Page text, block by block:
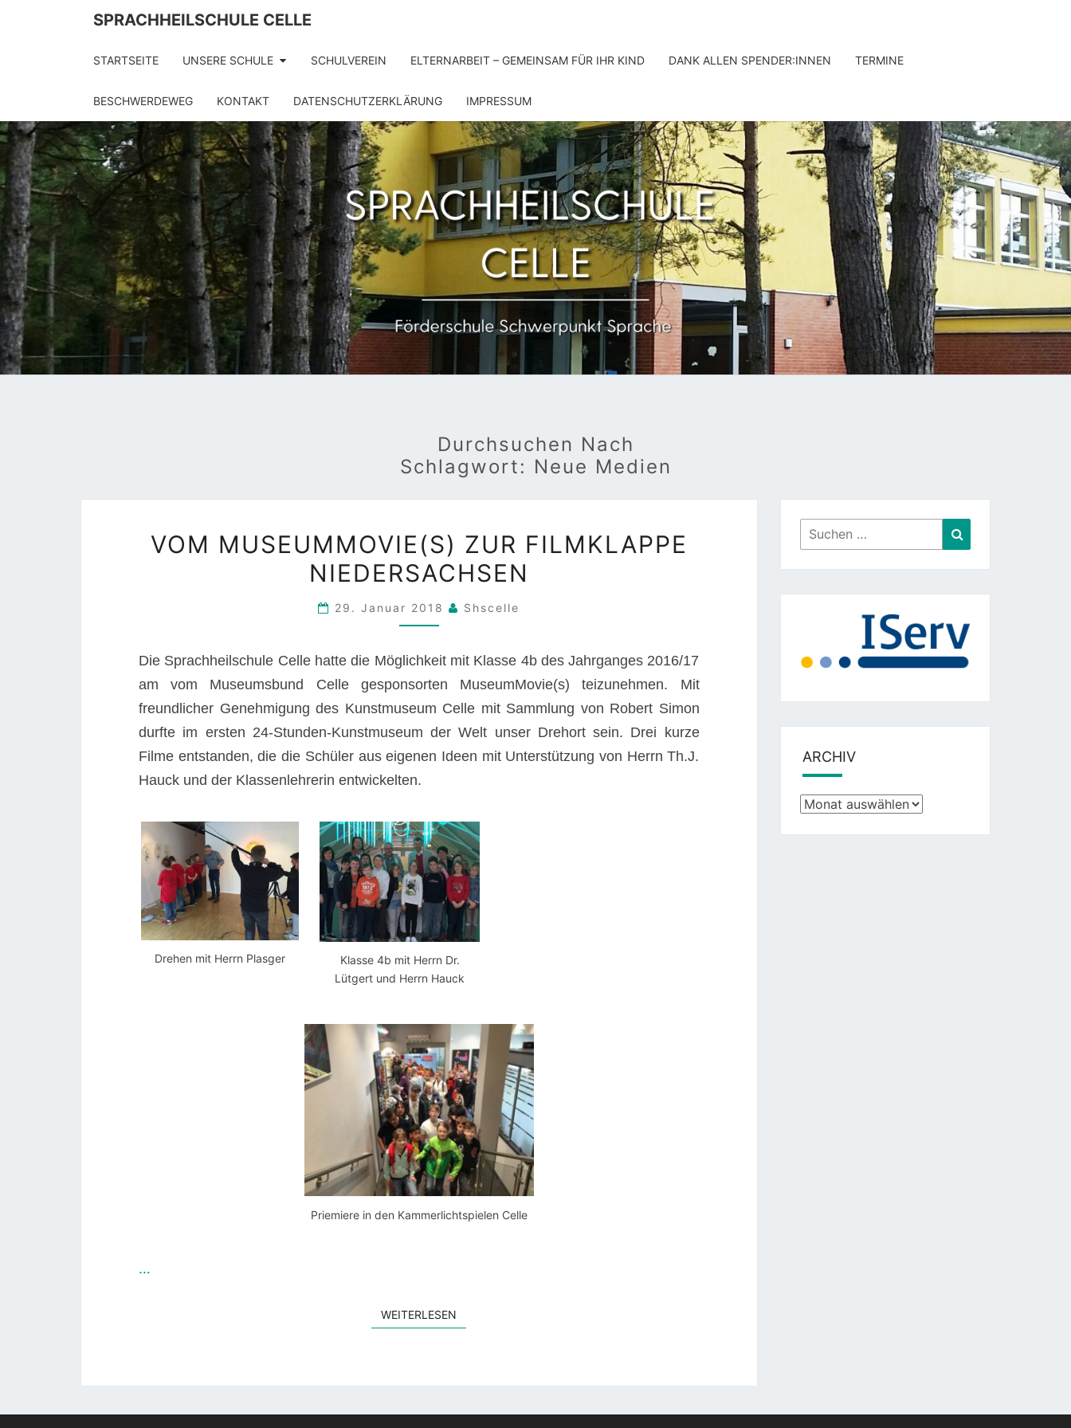
SPRACHHEILSCHULE CELLE
STARTSEITE UNSERE SCHULE SCHULVEREIN ELTERNARBEIT – GEMEINSAM FÜR IHR KIND DANK ALLEN SPENDER:INNEN TERMINE
BESCHWERDEWEG KONTAKT DATENSCHUTZERKLÄRUNG IMPRESSUM
CELLE
Förderschule
Schwerpunkt
Sprache
Durchsuchen Nach
Schlagwort: Neue Medien
MUSEUMMOVIE(S)
ZUR
VOM MUSEUMMOVIE(S) ZUR FILMKLAPPE
NIEDERSACHSEN
29. Januar 2018 Shscelle
Die Sprachheilschule Celle hatte die Möglichkeit mit Klasse 4b des Jahrganges 2016/17
am vom Museumsbund Celle gesponsorten MuseumMovie(s) teizunehmen. Mit
freundlicher Genehmigung des Kunstmuseum Celle mit Sammlung von Robert Simon
durfte im ersten 24-Stunden-Kunstmuseum der Welt unser Drehort sein. Drei kurze
Filme entstanden, die die Schüler aus eigenen Ideen mit Unterstützung von Herrn Th.J.
Hauck und der Klassenlehrerin entwickelten.
Drehen mit Herrn Plasger
Klasse 4b mit Herrn Dr.
Lütgert und Herrn Hauck
Priemiere in den Kammerlichtspielen Celle
…
WEITERLESEN
Suchen
nach:
ARCHIV
Archiv